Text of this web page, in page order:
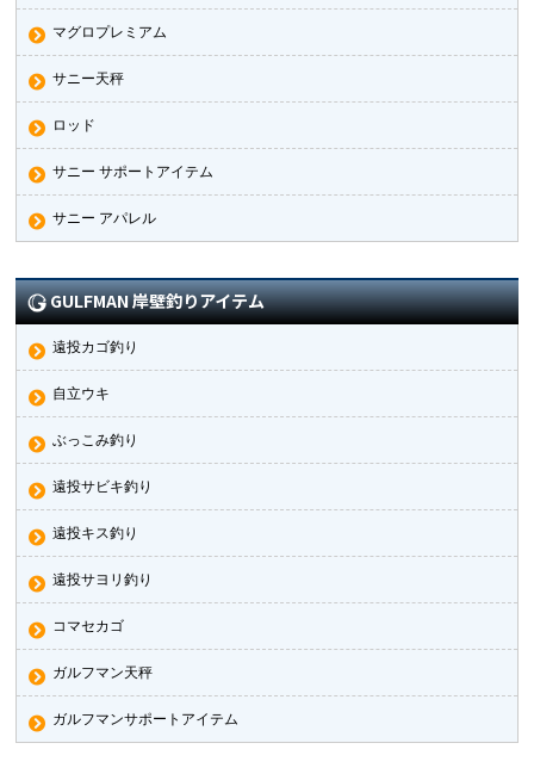
マグロプレミアム
サニー天秤
ロッド
サニー サポートアイテム
サニー アパレル
GULFMAN 岸壁釣りアイテム
遠投カゴ釣り
自立ウキ
ぶっこみ釣り
遠投サビキ釣り
遠投キス釣り
遠投サヨリ釣り
コマセカゴ
ガルフマン天秤
ガルフマンサポートアイテム